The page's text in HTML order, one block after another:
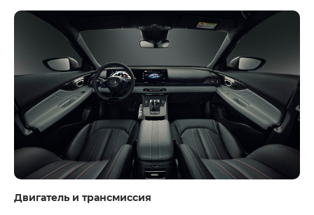
Двигатель и трансмиссия